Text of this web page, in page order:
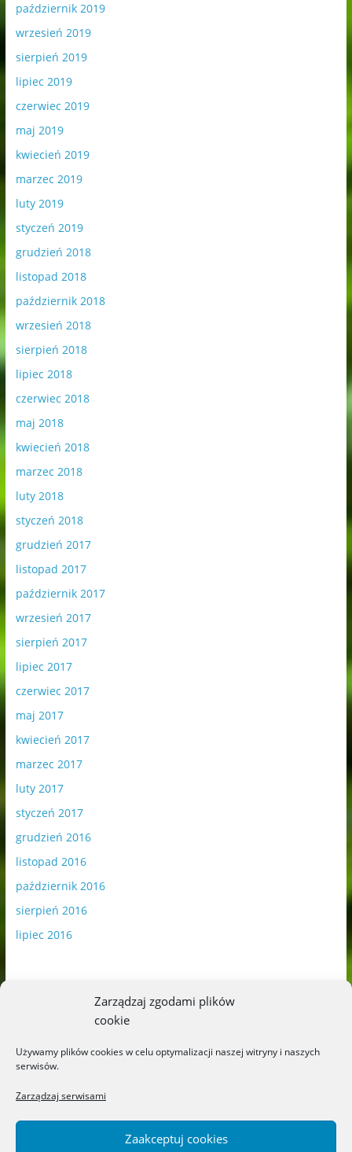
Zarządzaj zgodami plików
cookie
Używamy plików cookies w celu optymalizacji naszej witryny i naszych
serwisów.
Zarządzaj serwisami
Zaakceptuj cookies
październik 2019
wrzesień 2019
sierpień 2019
lipiec 2019
czerwiec 2019
maj 2019
kwiecień 2019
marzec 2019
luty 2019
styczeń 2019
grudzień 2018
listopad 2018
październik 2018
wrzesień 2018
sierpień 2018
lipiec 2018
czerwiec 2018
maj 2018
kwiecień 2018
marzec 2018
luty 2018
styczeń 2018
grudzień 2017
listopad 2017
październik 2017
wrzesień 2017
sierpień 2017
lipiec 2017
czerwiec 2017
maj 2017
kwiecień 2017
marzec 2017
luty 2017
styczeń 2017
grudzień 2016
listopad 2016
październik 2016
sierpień 2016
lipiec 2016